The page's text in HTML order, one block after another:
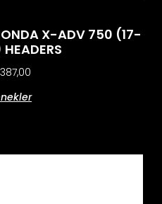
X-ADV 750 (17-